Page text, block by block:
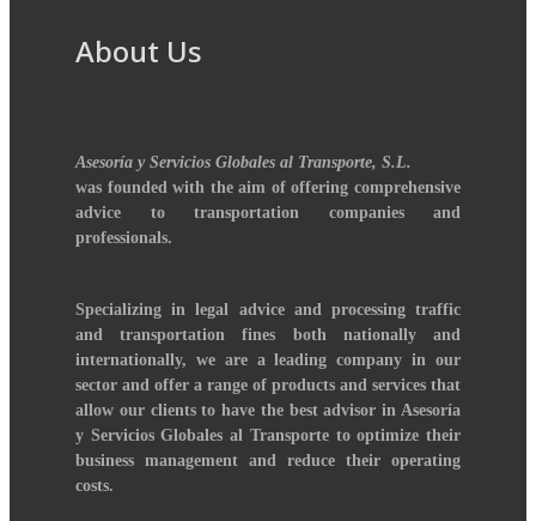
About Us
Asesoría y Servicios Globales al Transporte, S.L.
was founded with the aim of offering comprehensive
advice to transportation companies and
professionals.
Specializing in legal advice and processing traffic
and transportation fines both nationally and
internationally, we are a leading company in our
sector and offer a range of products and services that
allow our clients to have the best advisor in Asesoría
y Servicios Globales al Transporte to optimize their
business management and reduce their operating
costs.